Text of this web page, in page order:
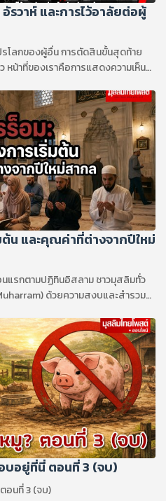
รวาห์ และการไว้อาลัยต่อผู้
โลกของผู้อื่น การตัดสินขั้นสุดท้าย
น้าที่ของเราคือการแสดงความเห็น
ต้น และคุณค่าที่ต่างจากปีใหม่
นแรกตามปฏิทินอิสลาม ชาวมุสลิมทั่ว
ด้วยความสงบและสำรวม
อเดือนศักดิ์สิทธิ์ที่พระผู้เป็นเจ้าทรง
วงเวลาแห่งสันติภาพและการทบทวน
บอยู่ที่นี่ ตอนที่ 3 (จบ)
อนที่ 3 (จบ)